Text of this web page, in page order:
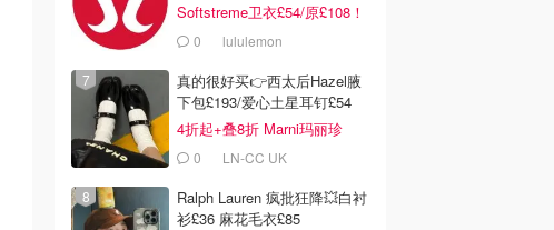
Softstreme卫衣£54/原£108！
0 lululemon
真的很好买👉西太后Hazel腋
下包£193/爱心土星耳钉£54
4折起+叠8折 Marni玛丽珍
£2120 LN-CC UK
Ralph Lauren 疯批狂降💥白衬
衫£36 麻花毛衣£85